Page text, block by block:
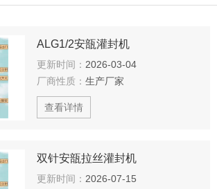
ALG1/2安瓿灌封机
更新时间： 2026-03-04
厂商性质： 生产厂家
查看详情
双针安瓿拉丝灌封机
更新时间： 2026-07-15